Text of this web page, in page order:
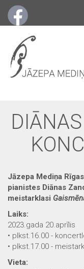
Jāzepa Mediņa
pianistes Diānas
meistarklasi
Laiks:
2023.gada 20.aprīlis
• plkst.16.00 -
• plkst.17.00 -
Vieta: